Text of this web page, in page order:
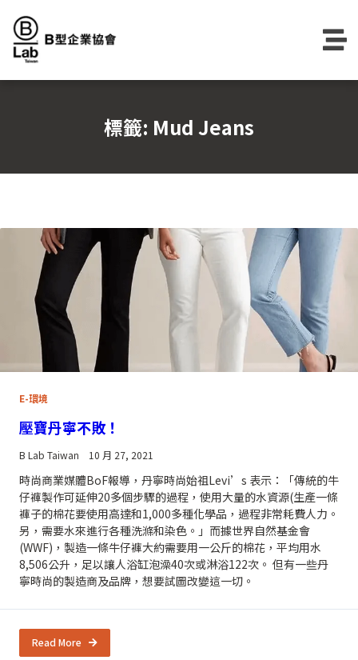
content
標籤: Mud Jeans
E-環境
壓寶丹寧不敗！
B Lab Taiwan 10 月 27, 2021
時尚商業媒體BoF報導，丹寧時尚始祖Levi’s 表示：「傳統的牛
仔褲製作可延伸20多個步驟的過程，使用大量的水資源(生產一條
褲子的棉花要使用高達和1,000多種化學品，過程非常耗費人力。
另，需要水來進行各種洗滌和染色。」而據世界自然基金會
(WWF)，製造一條牛仔褲大約需要用一公斤的棉花，平均用水
8,506公升，足以讓人浴缸泡澡40次或淋浴122次。 但有一些丹
寧時尚的製造商及品牌，想要試圖改變這一切。
Read More